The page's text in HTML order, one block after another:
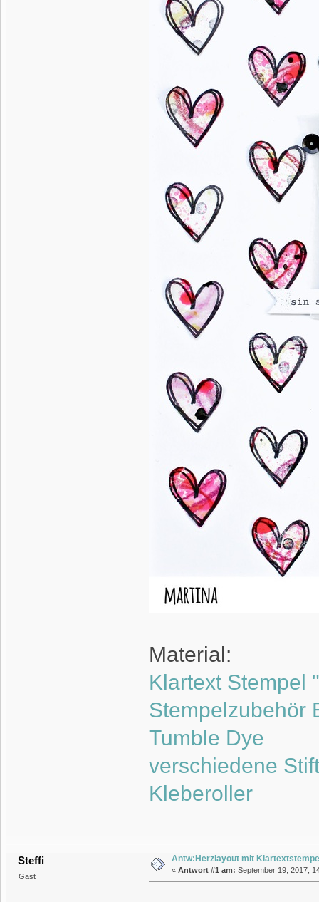
Material:
Klartext Stempel
Stempelzubehör
Tumble Dye
verschiedene
Kleberoller
Steffi
Gast
Antw:Herzlayout mit
« Antwort #1 am: September 19, 2017,